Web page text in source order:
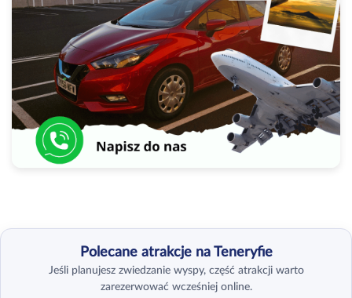
Polecane atrakcje na Teneryfie
Jeśli planujesz zwiedzanie wyspy, część atrakcji warto
zarezerwować wcześniej online.